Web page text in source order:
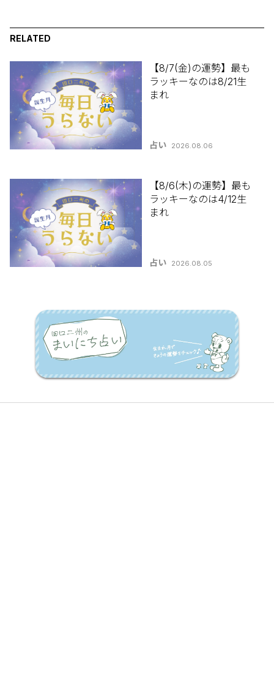
RELATED
【8/7(金)の運勢】最も
ラッキーなのは8/21生
まれ
占い 2026.08.06
【8/6(木)の運勢】最も
ラッキーなのは4/12生
まれ
占い 2026.08.05